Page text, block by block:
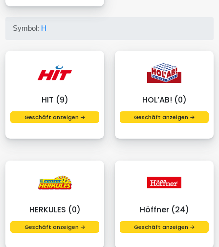
Symbol: H
HIT (9)
Geschäft anzeigen →
HOL’AB! (0)
Geschäft anzeigen →
HERKULES (0)
Geschäft anzeigen →
Höffner (24)
Geschäft anzeigen →